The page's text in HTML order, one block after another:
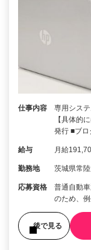
仕事内容
専用シス
【具体的
発行 ■ブ
給与 月給
勤務地 茨城県常
応募資格
普通自動
のため、例
後で見る